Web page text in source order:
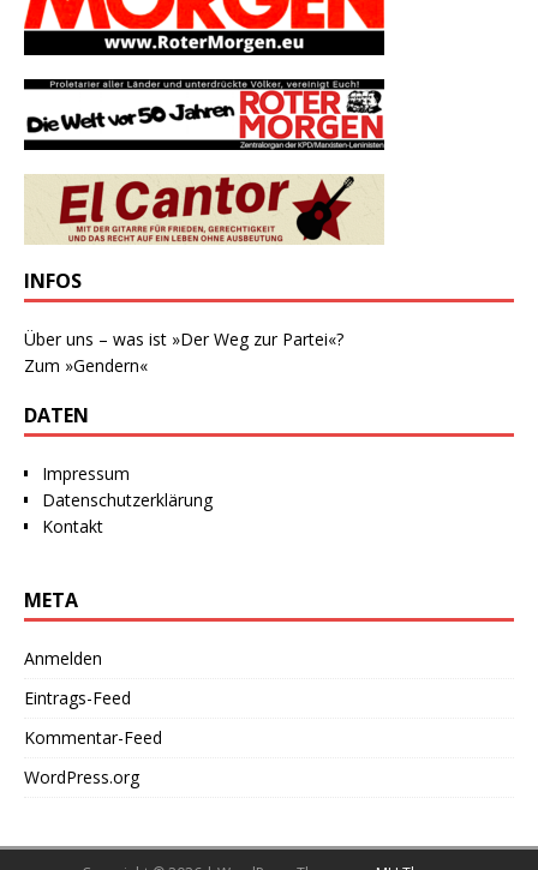
INFOS
Über uns – was ist »Der Weg zur Partei«?
Zum »Gendern«
DATEN
Impressum
Datenschutzerklärung
Kontakt
META
Anmelden
Eintrags-Feed
Kommentar-Feed
WordPress.org